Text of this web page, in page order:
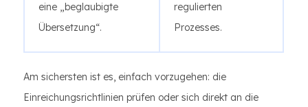
eine „beglaubigte
Übersetzung“.
regulierten
Prozesses.
Am sichersten ist es, einfach vorzugehen: die
Einreichungsrichtlinien prüfen oder sich direkt an die